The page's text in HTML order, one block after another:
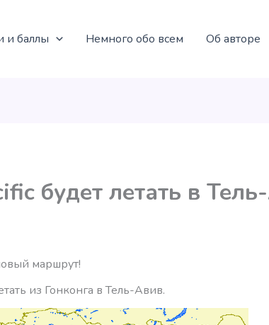
и баллы Немного обо всем Об авторе
будет летать в
маршрут!
из Гонконга в Тель-Авив.